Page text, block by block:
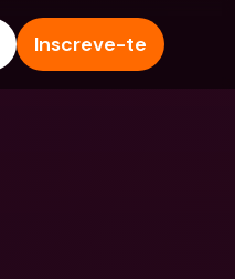
Inscreve-te